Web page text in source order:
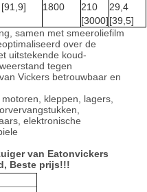
1800
210
[3000]
29,4
[39,5]
samen met smeeroliefilm
over de
uitstekende koud-
tegen
Vickers betrouwbaar en
kleppen, lagers,
elektronische
van Eatonvickers
Beste prijs!!!